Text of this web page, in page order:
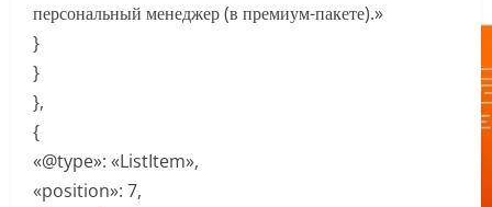
персональный менеджер (в премиум-пакете).»
}
}
},
{
«@type»: «ListItem»,
«position»: 7,